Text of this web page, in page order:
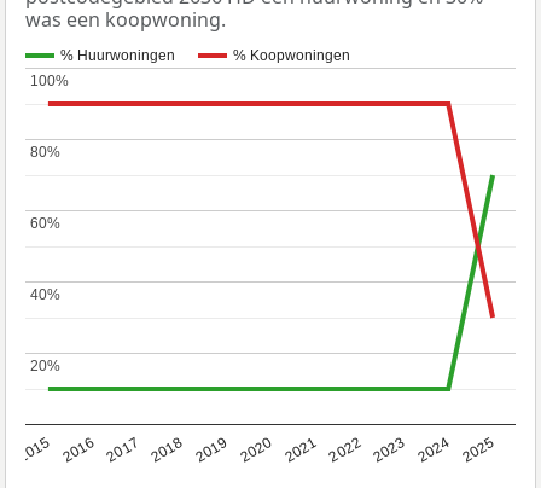
was een koopwoning.
% Huurwoningen % Koopwoningen
2015 2016 2017 2018 2019 2020 2021 2022 2023 2024 2025
20%
20%
40%
40%
60%
60%
80%
80%
100%
100%